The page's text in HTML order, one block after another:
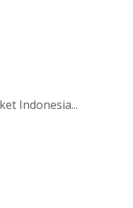
Indonesia...